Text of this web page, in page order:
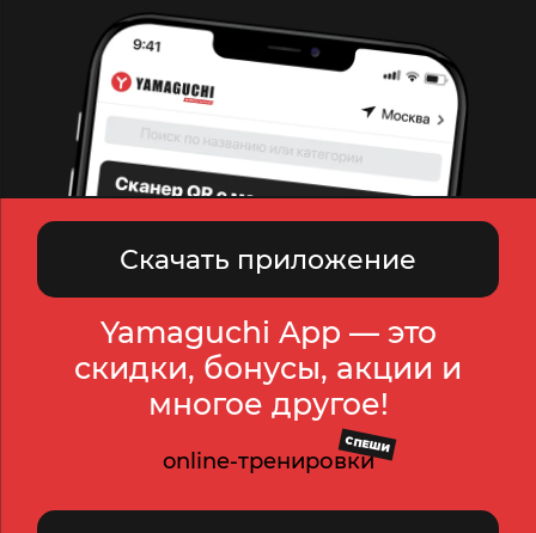
Скачать приложение
Yamaguchi App — это
скидки, бонусы, акции и
многое другое!
online-тренировки
СПЕШИ